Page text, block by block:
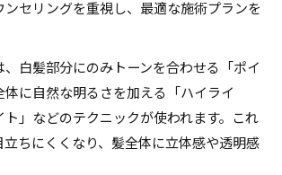
セリングを重視し、最適な施術プランを
、白髪部分にのみトーンを合わせる「ポイ
体に自然な明るさを加える「ハイライ
ト」などのテクニックが使われます。これ
立ちにくくなり、髪全体に立体感や透明感